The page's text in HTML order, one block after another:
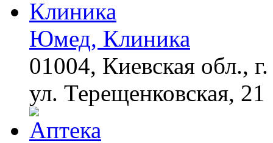
Юмед, Клиника
01004, Киевская обл.,
ул. Терещенковская, 21